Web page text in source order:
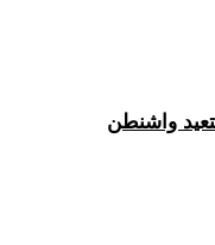
واشنطن